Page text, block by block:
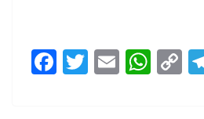
F T E W C